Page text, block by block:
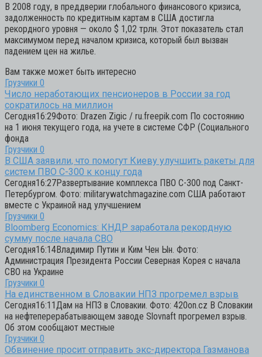
В 2008 году, в преддверии глобального финансового кризиса,
задолженность по кредитным картам в США достигла
рекордного уровня — около $ 1,02 трлн. Этот показатель стал
максимумом перед началом кризиса, который был вызван
падением цен на жилье.
Вам также может быть интересно
Грузчики 0
Число неработающих пенсионеров в России за год
сократилось на миллион
Сегодня16:29Фото: Drazen Zigic / ru.freepik.com По состоянию
на 1 июня текущего года, на учете в системе СФР (Социального
фонда
Грузчики 0
В США заявили, что помогут Киеву улучшить ракеты для
систем ПВО С-300 к концу года
Сегодня16:27Развертывание комплекса ПВО С-300 под Санкт-
Петербургом. Фото: militarywatchmagazine.com США работают
вместе с Украиной над улучшением
Грузчики 0
Bloomberg Economics: КНДР заработала рекордную
сумму после начала СВО
Сегодня16:14Владимир Путин и Ким Чен Ын. Фото:
Администрация Президента России Северная Корея с начала
СВО на Украине
Грузчики 0
На единственном в Словакии НПЗ прогремел взрыв
Сегодня16:11Дам на НПЗ в Словакии. Фото: 420on.cz В Словакии
на нефтеперерабатывающем заводе Slovnaft прогремел взрыв.
Об этом сообщают местные
Грузчики 0
Обвинение просит отправить экс-директора Газманова